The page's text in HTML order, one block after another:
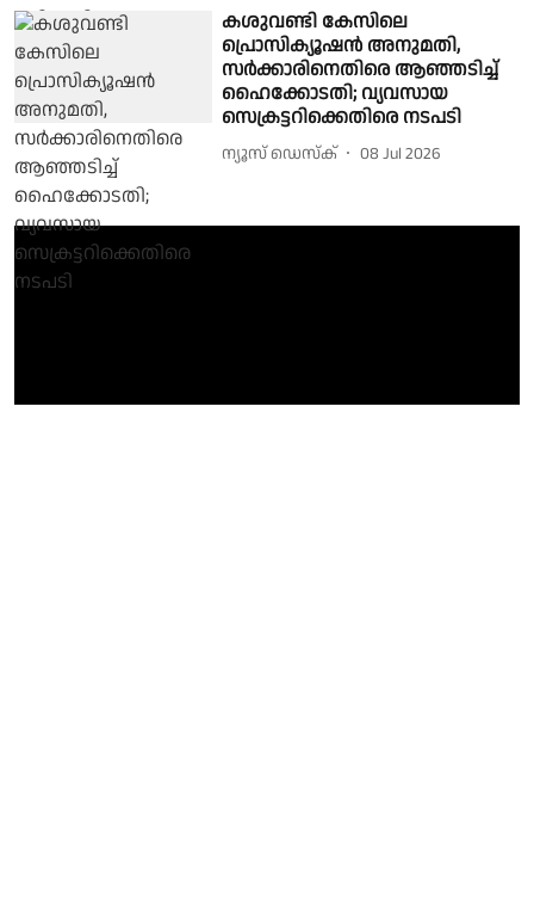
കശുവണ്ടി കേസിലെ
പ്രൊസിക്യൂഷന്‍ അനുമതി,
സര്‍ക്കാരിനെതിരെ ആഞ്ഞടിച്ച്
ഹൈക്കോടതി; വ്യവസായ
സെക്രട്ടറിക്കെതിരെ നടപടി
ന്യൂസ് ഡെസ്ക് 08 Jul 2026